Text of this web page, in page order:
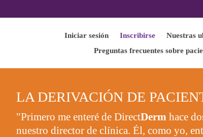
Iniciar sesión Inscribirse Nuestras
Preguntas frecuentes sobre
LA DERIVACIÓN DE
"Primero me enteré de DirectDerm hace
nuestro director de clínica. Él, como yo,